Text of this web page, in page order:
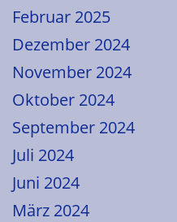
Februar 2025
Dezember 2024
November 2024
Oktober 2024
September 2024
Juli 2024
Juni 2024
März 2024